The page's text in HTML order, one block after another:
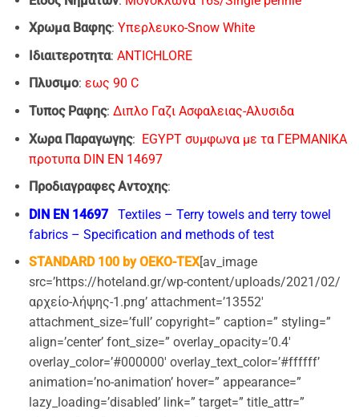
Xρωμα Bαφης: Υπερλευκο-Snow White
Ιδιαιτεροτητα: ANTICHLORE
Πλυσιμο: εως 90 C
Τυπος Ραφης: Διπλο Γαζι Ασφαλειας-Αλυσιδα
Χωρα Παραγωγης: EGYPT συμφωνα με τα ΓΕΡΜΑΝΙΚΑ
προτυπα DIN EN 14697
Προδιαγραφες Αντοχης:
DIN EN 14697 Textiles – Terry towels and terry towel
fabrics – Specification and methods of test
STANDARD 100 by OEKO-TEX[av_image
src=’https://hoteland.gr/wp-content/uploads/2021/02/
αρχείο-λήψης-1.png’ attachment=’13552′
attachment_size=’full’ copyright=” caption=” styling=”
align=’center’ font_size=” overlay_opacity=’0.4′
overlay_color=’#000000′ overlay_text_color=’#ffffff’
animation=’no-animation’ hover=” appearance=”
lazy_loading=’disabled’ link=” target=” title_attr=”